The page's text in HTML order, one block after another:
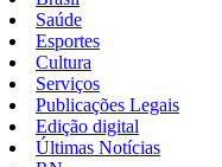
Saúde
Esportes
Cultura
Serviços
Publicações Legais
Edição digital
Últimas Notícias